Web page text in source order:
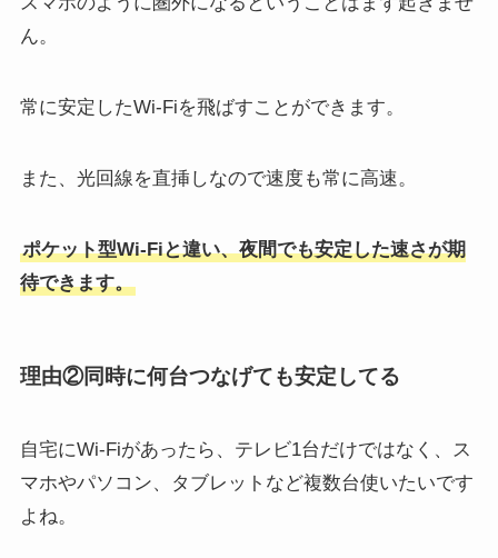
ん。
常に安定したWi-Fiを飛ばすことができます。
また、光回線を直挿しなので速度も常に高速。
ポケット型Wi-Fiと違い、夜間でも安定した速さが期
待できます。
理由②同時に何台つなげても安定してる
自宅にWi-Fiがあったら、テレビ1台だけではなく、ス
マホやパソコン、タブレットなど複数台使いたいです
よね。